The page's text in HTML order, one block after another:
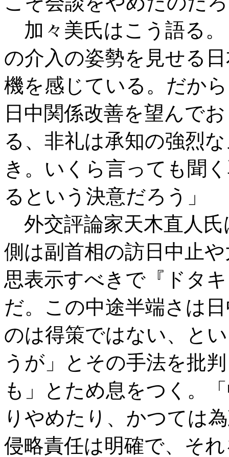
加々美氏はこう語る。
の介入の姿勢を見せる
機を感じている。だか
日中関係改善を望んで
る、非礼は承知の強烈
き。いくら言っても聞
るという決意だろう」
外交評論家天木直人氏
側は副首相の訪日中止
思表示すべきで『ドタ
だ。この中途半端さは
のは得策ではない、と
うが」とその手法を批
も」とため息をつく。
りやめたり、かつては
侵略責任は明確で、そ